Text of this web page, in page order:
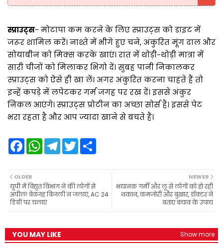
स्प्राउट्स- मोटापा कम करने के लिए स्प्राउट्स को डाइट में
जरूर शामिल करें। नाश्ते में भीगे हुए चने, अंकुरित मूंग दाल और
सोयाबीन को मिक्स करके खाएं। रात में थोड़ी-थोड़ी मात्रा में
सारी चीजों को मिलाकर भिगो दें। सुबह पानी निकालकर
स्प्राउट्स को ऐसे ही खा लें। अगर अंकुरित करना चाहते हैं तो
इन्हें कपड़े में लपेटकर गर्म जगह पर रख दें। इससे अंकुर
निकल आएंगे। स्प्राउट्स प्रोटीन का अच्छा सोर्स है। इससे पेट
भरा रहता है और आप ज्यादा खाने से बचते हैं।
F
a
b
o
o
k
W
A
p
p
T
e
r
a
m
T
w
e
r
NEWER
भयानक गर्मी और लू से लोगों को हो रही
थकान, कमजोरी और बुखार, डॉक्टर ने
बताए बचाव के उपाय
OLDER
यूपी में विद्युत विभाग ने की लोगों से
अपील! बेवजह बिजली न जलाएं, AC 24
डिग्री पर चलाएं
YOU MAY LIKE Show more